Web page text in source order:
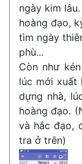
ngày kim
hoàng đạo,
tìm ngày
phù...
Còn như
lúc mới xuất
dựng nhà,
hoàng đạo.
và hắc đạo,
tra ở trên)